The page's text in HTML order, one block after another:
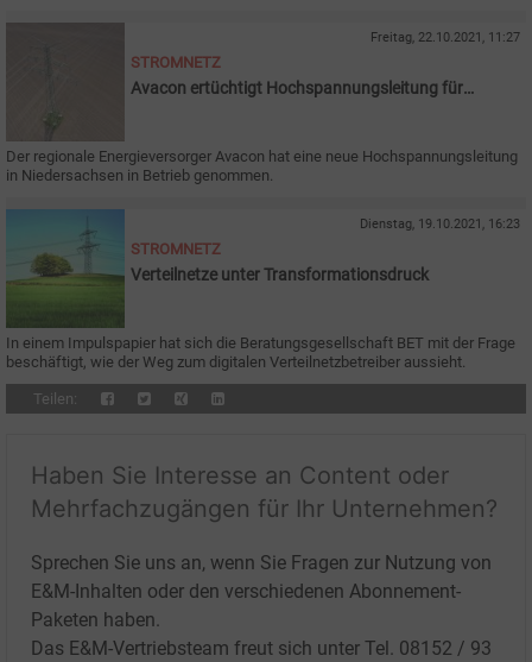
Freitag, 22.10.2021, 11:27
STROMNETZ
Avacon ertüchtigt Hochspannungsleitung für
Der regionale Energieversorger Avacon hat eine neue Hochspannungsleitung
in Niedersachsen in Betrieb genommen.
Dienstag, 19.10.2021, 16:23
STROMNETZ
Verteilnetze unter Transformationsdruck
In einem Impulspapier hat sich die Beratungsgesellschaft BET mit der Frage
beschäftigt, wie der Weg zum digitalen Verteilnetzbetreiber aussieht.
Teilen:
Haben Sie Interesse an Content oder
Mehrfachzugängen für Ihr Unternehmen?
Sprechen Sie uns an, wenn Sie Fragen zur Nutzung von
E&M-Inhalten oder den verschiedenen Abonnement-
Paketen haben.
Das E&M-Vertriebsteam freut sich unter Tel. 08152 / 93